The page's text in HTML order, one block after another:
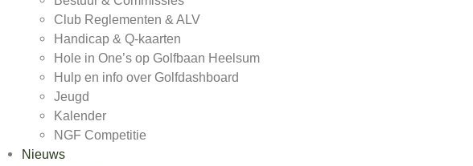
Club Reglementen & ALV
Handicap & Q-kaarten
Hole in One’s op Golfbaan Heelsum
Hulp en info over Golfdashboard
Jeugd
Kalender
NGF Competitie
Nieuws